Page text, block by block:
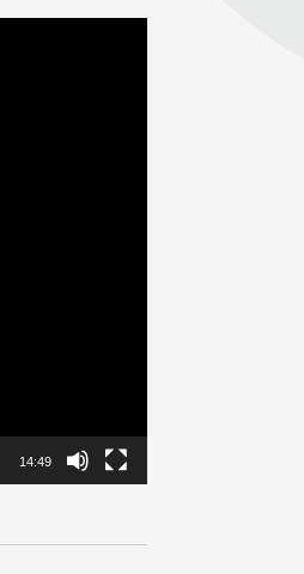
14:49